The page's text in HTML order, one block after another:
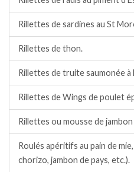
Rillettes de sardines au St
Rillettes de thon.
Rillettes de truite saumonée à
Rillettes de Wings de poulet
Rillettes ou mousse de
Roulés apéritifs au pain de
chorizo, jambon de pays, etc.).